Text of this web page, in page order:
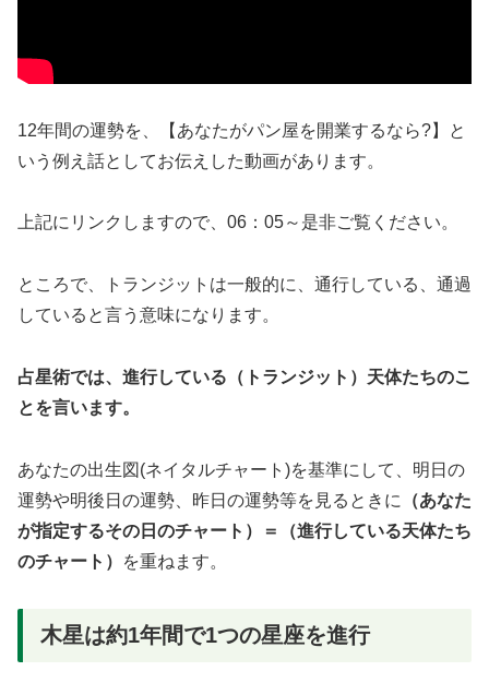
12年間の運勢を、【あなたがパン屋を開業するなら?】と
いう例え話としてお伝えした動画があります。
上記にリンクしますので、06：05～是非ご覧ください。
ところで、トランジットは一般的に、通行している、通過
していると言う意味になります。
占星術では、進行している（トランジット）天体たちのこ
とを言います。
あなたの出生図(ネイタルチャート)を基準にして、明日の
運勢や明後日の運勢、昨日の運勢等を見るときに
（あなた
が指定するその日のチャート）＝（進行している天体たち
のチャート）
を重ねます。
木星は約1年間で1つの星座を進行